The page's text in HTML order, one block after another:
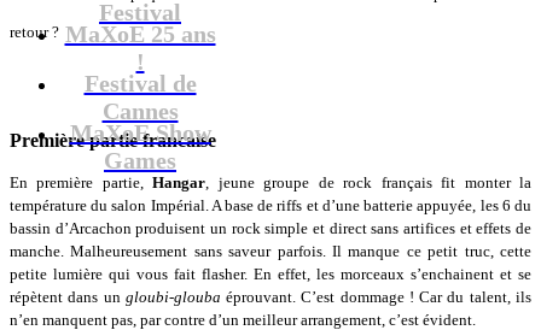
Festival
MaXoE 25 ans
!
Festival de
Cannes
MaXoE Show
Games
retour ?
Première partie francaise
En première partie,Hangar, jeune groupe de rock français fit monter la
température du salon Impérial. A base de riffs et d’une batterie appuyée, les 6 du
bassin d’Arcachon produisent un rock simple et direct sans artifices et effets de
manche. Malheureusement sans saveur parfois. Il manque ce petit truc, cette
petite lumière qui vous fait flasher. En effet, les morceaux s’enchainent et se
répètent dans un gloubi-glouba éprouvant. C’est dommage ! Car du talent, ils
n’en manquent pas, par contre d’un meilleur arrangement, c’est évident.